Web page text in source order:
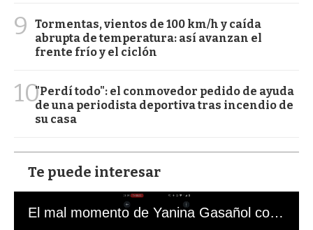
9
Tormentas, vientos de 100 km/h y caída
abrupta de temperatura: así avanzan el
frente frío y el ciclón
10"Perdí todo": el conmovedor pedido de ayuda
de una periodista deportiva tras incendio de
su casa
Te puede interesar
El mal momento de Yanina Gasañol con un hincha argentino en "Subrayado"